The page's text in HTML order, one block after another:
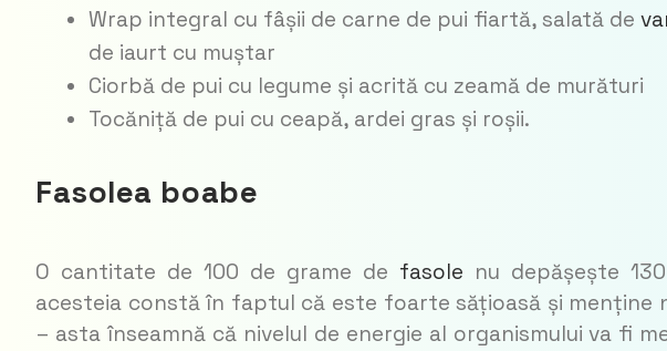
Wrap integral cu fâșii de carne de pui fiartă, salată de
de iaurt cu muștar
Ciorbă de pui cu legume și acrită cu zeamă de murături
Tocăniță de pui cu ceapă, ardei gras și roșii.
Fasolea boabe
O cantitate de 100 de grame de fasole nu depășește
acesteia constă în faptul că este foarte sățioasă și menține
– asta înseamnă că nivelul de energie al organismului va fi